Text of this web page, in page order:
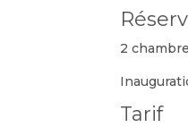
2
Tarif